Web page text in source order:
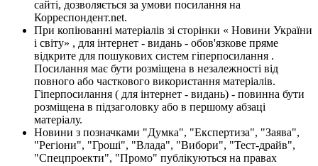
сайті, дозволяється за умови посилання на
Корреспондент.net.
При копіюванні матеріалів зі сторінки « Новини України
і світу» , для інтернет - видань - обов'язкове пряме
відкрите для пошукових систем гіперпосилання .
Посилання має бути розміщена в незалежності від
повного або часткового використання матеріалів.
Гіперпосилання ( для інтернет - видань) - повинна бути
розміщена в підзаголовку або в першому абзаці
матеріалу.
Новини з позначками "Думка", "Експертиза", "Заява",
"Регіони", "Гроші", "Влада", "Вибори", "Тест-драйв",
"Спецпроекти", "Промо" публікуються на правах